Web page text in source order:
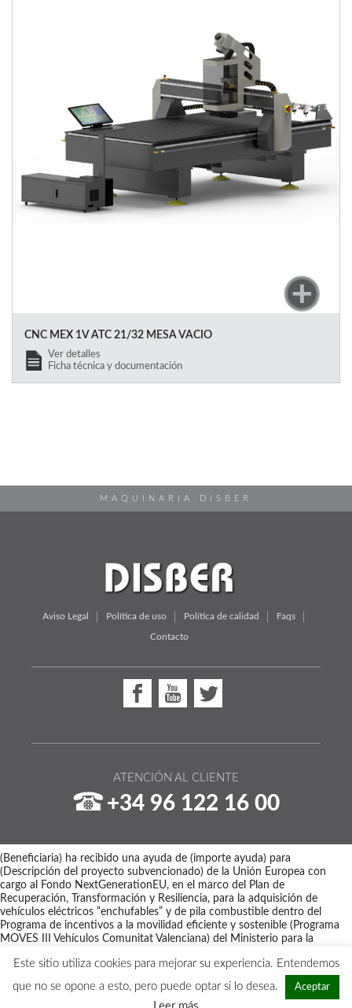
CNC MEX 1V ATC 21/32 MESA VACIO
Ver detalles
Ficha técnica y documentación
MAQUINARIA DISBER
Aviso Legal Política de uso Política de calidad Faqs
Contacto
ATENCIÓN AL CLIENTE
+34 96 122 16 00
(Beneficiaria) ha recibido una ayuda de (importe ayuda) para
(Descripción del proyecto subvencionado) de la Unión Europea con
cargo al Fondo NextGenerationEU, en el marco del Plan de
Recuperación, Transformación y Resiliencia, para la adquisición de
vehículos eléctricos “enchufables” y de pila combustible dentro del
Programa de incentivos a la movilidad eficiente y sostenible (Programa
MOVES III Vehículos Comunitat Valenciana) del Ministerio para la
gestionado por el Instituto Valenciano de Competitividad Empresarial
Copyright © 2026 - Maquinaria Disber
Este sitio utiliza cookies para mejorar su experiencia. Entendemos
que no se opone a esto, pero puede optar si lo desea.
Aceptar